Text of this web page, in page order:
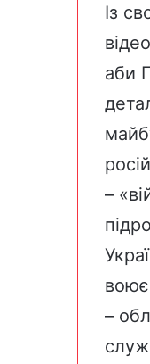
Із
аби
–
воює
–